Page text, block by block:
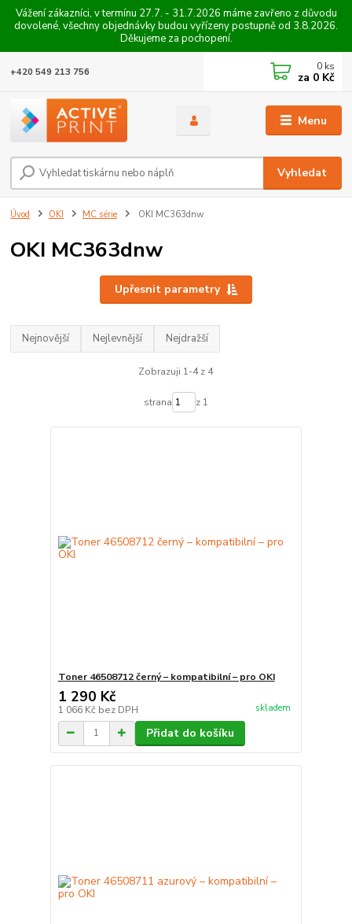
Vážení zákazníci, v termínu 27.7. - 31.7.2026 máme zavřeno z důvodu
dovolené, všechny objednávky budou vyřízeny postupně od 3.8.2026.
Děkujeme za pochopení.
Menu
Vyhledat
+420 549 213 756 0 ks
za 0 Kč
Úvod OKI MC série OKI MC363dnw
OKI MC363dnw
Upřesnit parametry
Nejnovější Nejlevnější Nejdražší
Zobrazuji 1-4 z 4
strana z 1
Toner 46508712 černý – kompatibilní – pro OKI
1 290 Kč
1 066 Kč bez DPH skladem
Přidat do košíku